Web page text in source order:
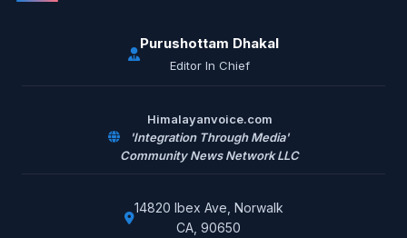
Purushottam Dhakal
Editor In Chief
Himalayanvoice.com
'Integration Through Media'
Community News Network LLC
14820 Ibex Ave, Norwalk
CA, 90650